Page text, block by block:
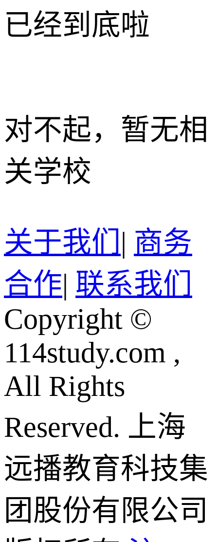
已经到底啦
对不起，暂无相
关学校
关于我们 | 商务
合作| 联系我们
Copyright ©
114study.com ,
All Rights
Reserved. 上海
远播教育科技集
团股份有限公司